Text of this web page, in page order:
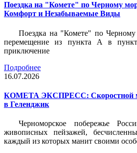
Поездка на "Комете" по Черному
Комфорт и Незабываемые Виды
Поездка на "Комете" по
перемещение из пункта А в
приключение
Подробнее
16.07.2026
КОМЕТА ЭКСПРЕСС: Скоростной
в Геленджик
Черноморское побережье
живописных пейзажей,
каждый из которых манит своими